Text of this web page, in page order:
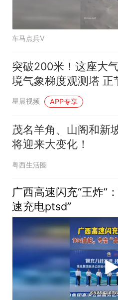
车马点兵V
突破200米！这座大
境气象梯度观测塔 正
攀升
星晨视频 APP专享
茂名羊角、山阁和新
将迎来大变化！
粤西生活圈
广西高速闪充“王炸”
速充电ptsd”